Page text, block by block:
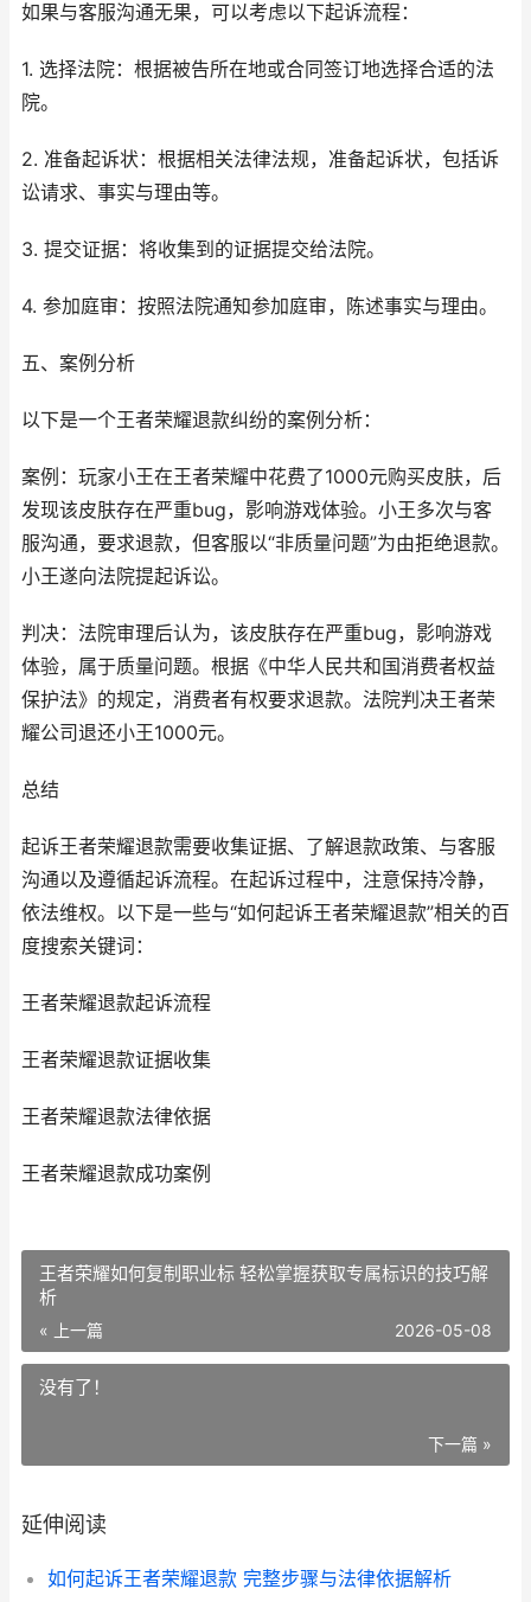
如果与客服沟通无果，可以考虑以下起诉流程：
1. 选择法院：根据被告所在地或合同签订地选择合适的法
院。
2. 准备起诉状：根据相关法律法规，准备起诉状，包括诉
讼请求、事实与理由等。
3. 提交证据：将收集到的证据提交给法院。
4. 参加庭审：按照法院通知参加庭审，陈述事实与理由。
五、案例分析
以下是一个王者荣耀退款纠纷的案例分析：
案例：玩家小王在王者荣耀中花费了1000元购买皮肤，后
发现该皮肤存在严重bug，影响游戏体验。小王多次与客
服沟通，要求退款，但客服以“非质量问题”为由拒绝退款。
小王遂向法院提起诉讼。
判决：法院审理后认为，该皮肤存在严重bug，影响游戏
体验，属于质量问题。根据《中华人民共和国消费者权益
保护法》的规定，消费者有权要求退款。法院判决王者荣
耀公司退还小王1000元。
总结
起诉王者荣耀退款需要收集证据、了解退款政策、与客服
沟通以及遵循起诉流程。在起诉过程中，注意保持冷静，
依法维权。以下是一些与“如何起诉王者荣耀退款”相关的百
度搜索关键词：
王者荣耀退款起诉流程
王者荣耀退款证据收集
王者荣耀退款法律依据
王者荣耀退款成功案例
王者荣耀如何复制职业标 轻松掌握获取专属标识的技巧解
析
« 上一篇 2026-05-08
没有了！
下一篇 »
延伸阅读
如何起诉王者荣耀退款 完整步骤与法律依据解析